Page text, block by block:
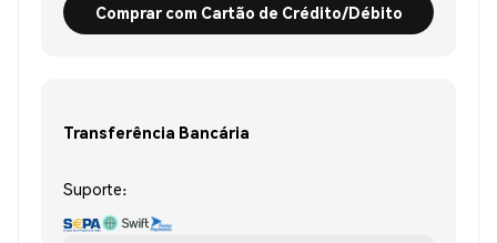
Comprar com Cartão de Crédito/Débito
Transferência Bancária
Suporte: